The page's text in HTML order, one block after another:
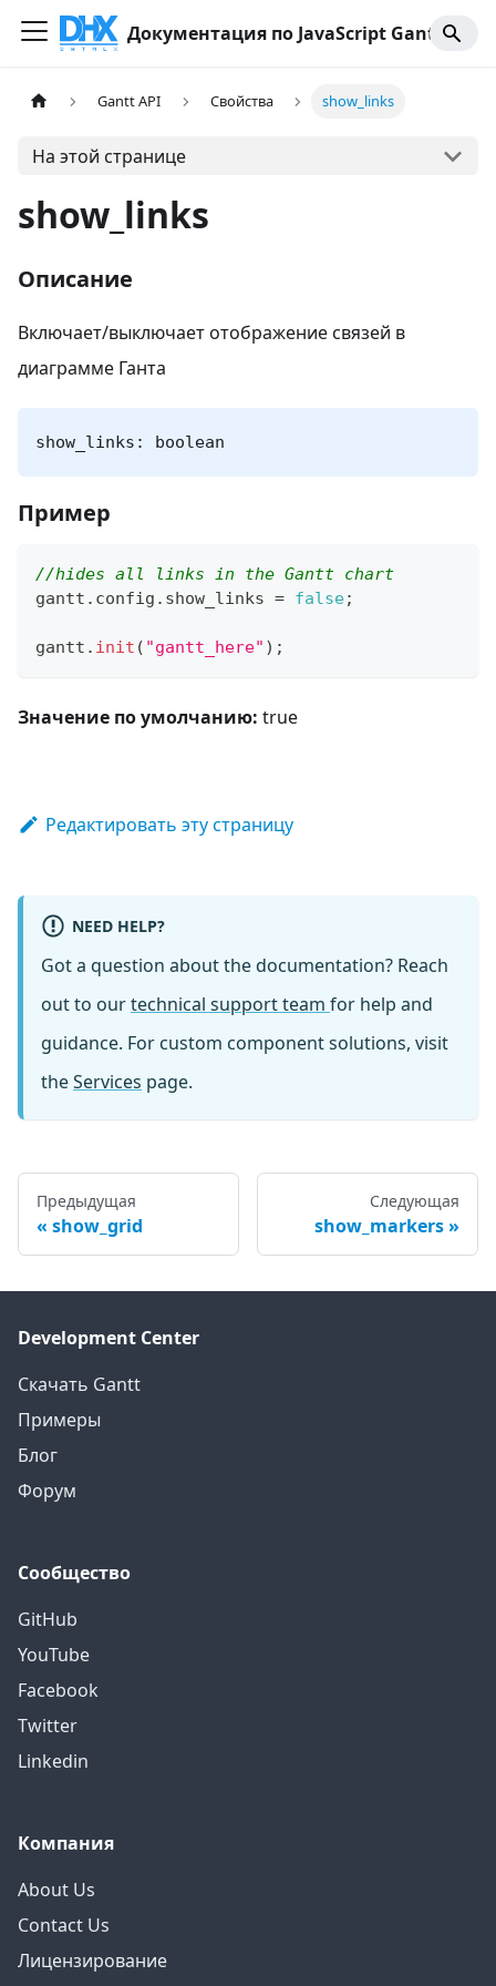
Документация по JavaScript Gantt
Gantt API Свойства show_links
На этой странице
show_links
Описание
Включает/выключает отображение связей в
диаграмме Ганта
show_links: boolean
Пример
//hides all links in the Gantt chart
gantt . config . show_links = false;
gantt . init ( "gantt_here" ) ;
Значение по умолчанию: true
Редактировать эту страницу
NEED HELP?
Got a question about the documentation? Reach
out to ourtechnical support team for help and
guidance. For custom component solutions, visit
theServices page.
Предыдущая
show_grid
Следующая
show_markers
Development Center
Скачать Gantt
Примеры
Блог
Форум
Сообщество
GitHub
YouTube
Facebook
Twitter
Linkedin
Компания
About Us
Contact Us
Лицензирование